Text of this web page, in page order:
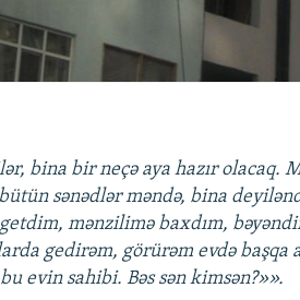
bina bir neçə aya hazır olacaq.
sənədlər məndə, bina
mənzilimə baxdım,
gedirəm, görürəm evdə
evin sahibi. Bəs sən kimsən?»».